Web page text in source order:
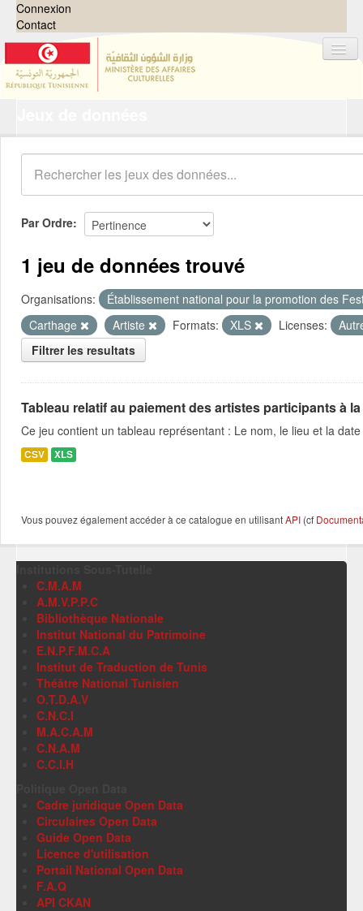
Connexion
Contact
Organisations
Groupes
Demandes 0
À propos
Par Ordre
1 jeu de données trouvé
Organisations:
Établissement national pour la promotion des
Carthage
Artiste Formats: XLS Licenses:
Filtrer les resultats
Tableau relatif au paiement des artistes participants à
Ce jeu contient un tableau représentant : Le nom, le lieu et la
CSV XLS
Vous pouvez également accéder à ce catalogue en utilisantAPI (cf
C.M.A.M
A.M.V.P.P.C
Bibliothèque Nationale
Institut National du Patrimoine
E.N.P.F.M.C.A
Institut de Traduction de Tunis
Théâtre National Tunisien
O.T.D.A.V
C.N.C.I
M.A.C.A.M
C.N.A.M
C.C.I.H
Cadre juridique Open Data
Circulaires Open Data
Guide Open Data
Licence d'utilisation
Portail National Open Data
F.A.Q
API CKAN